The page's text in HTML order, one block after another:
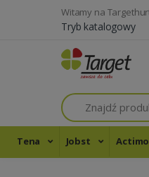
Witamy na
Tryb katalogowy
Szukaj
Tena Jobst